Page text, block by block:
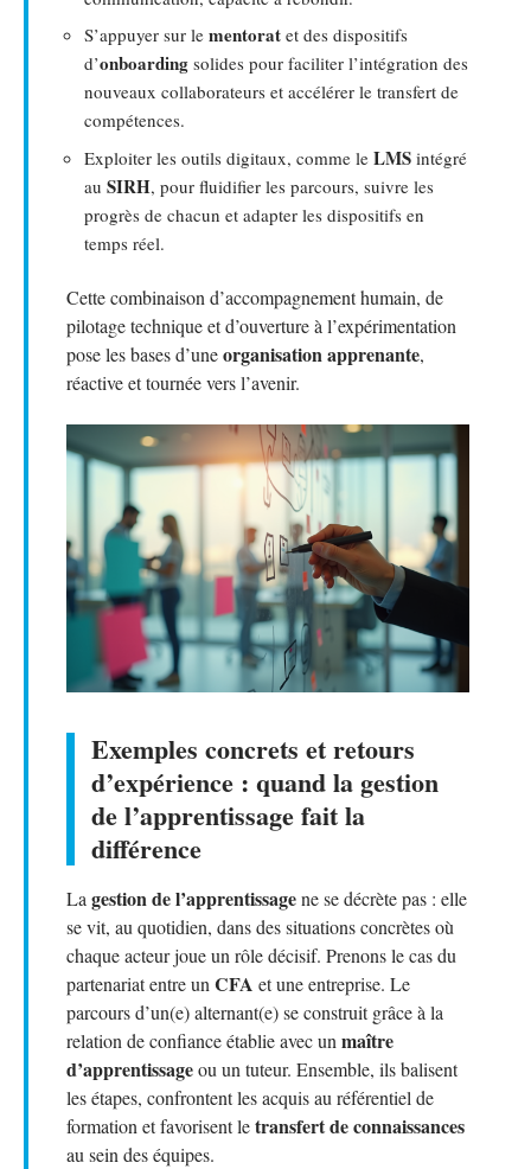
S’appuyer sur le mentorat et des dispositifs
d’onboarding solides pour faciliter l’intégration des
nouveaux collaborateurs et accélérer le transfert de
compétences.
Exploiter les outils digitaux, comme le LMS intégré
au SIRH, pour fluidifier les parcours, suivre les
progrès de chacun et adapter les dispositifs en
temps réel.
Cette combinaison d’accompagnement humain, de
pilotage technique et d’ouverture à l’expérimentation
pose les bases d’uneorganisation apprenante,
réactive et tournée vers l’avenir.
Exemples concrets et retours
d’expérience : quand la gestion
de l’apprentissage fait la
différence
La gestion de l’apprentissagene se décrète pas : elle
se vit, au quotidien, dans des situations concrètes où
chaque acteur joue un rôle décisif. Prenons le cas du
partenariat entre un CFA et une entreprise. Le
parcours d’un(e) alternant(e) se construit grâce à la
relation de confiance établie avec un maître
d’apprentissageou un tuteur. Ensemble, ils balisent
les étapes, confrontent les acquis au référentiel de
formation et favorisent letransfert de connaissances
au sein des équipes.